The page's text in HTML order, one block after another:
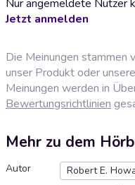
Nur angemeldete Nutzer
Jetzt anmelden
Die Meinungen stammen
unser Produkt oder
Meinungen werden in
Bewertungsrichtlinien
Mehr zu dem
Autor
Robert E.